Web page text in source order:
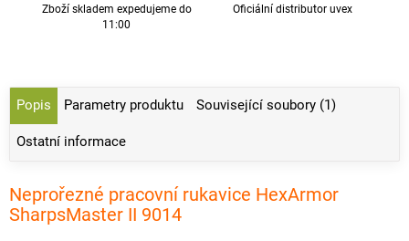
Zboží skladem expedujeme do
11:00
Oficiální distributor uvex
Popis Parametry produktu Související soubory (1)
Ostatní informace
Neprořezné pracovní rukavice HexArmor
SharpsMaster II 9014